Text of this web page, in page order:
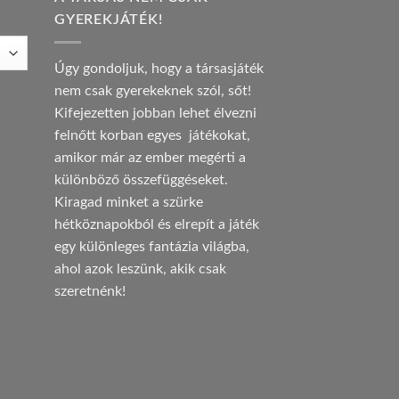
GYEREKJÁTÉK!
Úgy gondoljuk, hogy a társasjáték
nem csak gyerekeknek szól, sőt!
Kifejezetten jobban lehet élvezni
felnőtt korban egyes játékokat,
amikor már az ember megérti a
különböző összefüggéseket.
Kiragad minket a szürke
hétköznapokból és elrepít a játék
egy különleges fantázia világba,
ahol azok leszünk, akik csak
szeretnénk!